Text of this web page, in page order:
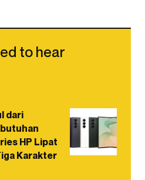
to hear
dari
HP Lipat
Karakter